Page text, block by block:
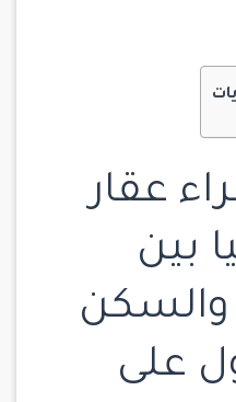
عقار
بين
والسكن
على